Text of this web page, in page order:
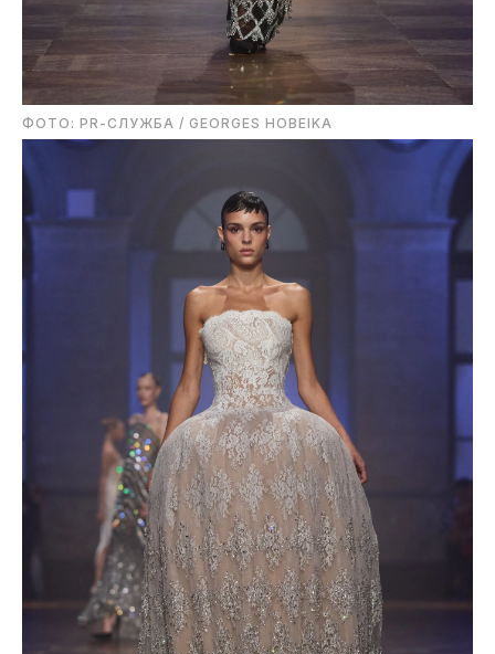
ФОТО: PR-СЛУЖБА / GEORGES HOBEIKA